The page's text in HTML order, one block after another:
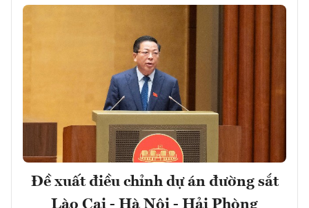
Đề xuất điều chỉnh dự án đường sắt
Lào Cai - Hà Nội - Hải Phòng